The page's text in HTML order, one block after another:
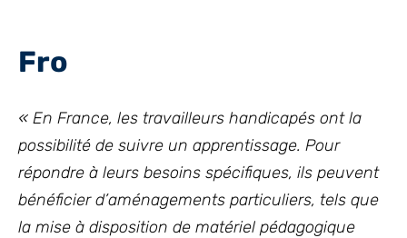
Fro
« En France, les travailleurs handicapés ont la
possibilité de suivre un apprentissage. Pour
répondre à leurs besoins spécifiques, ils peuvent
bénéficier d’aménagements particuliers, tels que
la mise à disposition de matériel pédagogique